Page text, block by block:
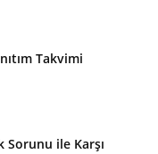
Takvimi
Sorunu ile Karşı